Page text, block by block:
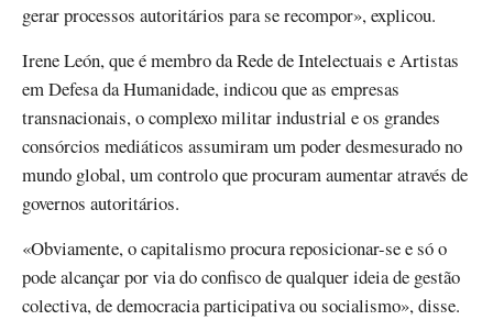
gerar processos autoritários para se recompor», explicou.
Irene León, que é membro da Rede de Intelectuais e Artistas
em Defesa da Humanidade, indicou que as empresas
transnacionais, o complexo militar industrial e os grandes
consórcios mediáticos assumiram um poder desmesurado no
mundo global, um controlo que procuram aumentar através de
governos autoritários.
«Obviamente, o capitalismo procura reposicionar-se e só o
pode alcançar por via do confisco de qualquer ideia de gestão
colectiva, de democracia participativa ou socialismo», disse.